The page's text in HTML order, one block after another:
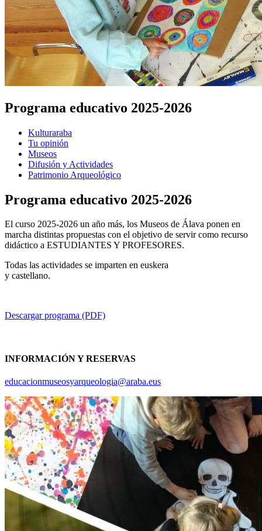
Programa educativo 2025-2026
Kulturaraba
Tu opinión
Museos
Difusión y Actividades
Patrimonio Arqueológico
Programa educativo 2025-2026
El curso 2025-2026 un año más, los Museos de Álava ponen en
marcha distintas propuestas con el objetivo de servir como recurso
didáctico a ESTUDIANTES Y PROFESORES.
Todas las actividades se imparten en euskera
y castellano.
Descargar programa (PDF)
INFORMACIÓN Y RESERVAS
educacionmuseosyarqueologia@araba.eus